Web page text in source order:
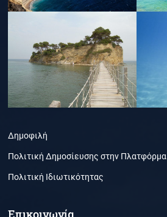
Δημοφιλή
Πολιτική Δημοσίευσης στην Πλατφόρμα
Πολιτική Ιδιωτικότητας
Επικοινωνία